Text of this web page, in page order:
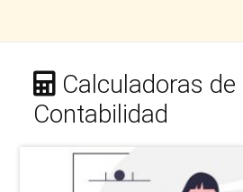
Calculadoras de
Contabilidad